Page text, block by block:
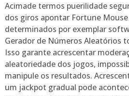
Acimade termos puerilidade
dos giros apontar Fortune
determinados por exemplar
Gerador de Números Aleatórios
Isso garante acrescentar
aleatoriedade dos jogos,
manipule os resultados.
um jackpot gradual pode